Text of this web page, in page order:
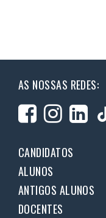
AS NOSSAS REDES:
CANDIDATOS
ALUNOS
ANTIGOS ALUNOS
DOCENTES